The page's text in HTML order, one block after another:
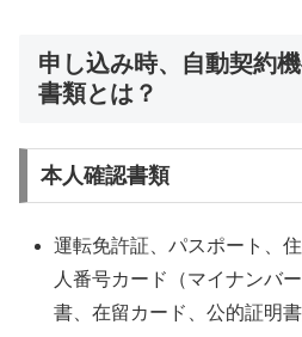
申し込み時、自動契約
書類とは？
本人確認書類
運転免許証、パスポート、
人番号カード（マイナンバ
書、在留カード、公的証明